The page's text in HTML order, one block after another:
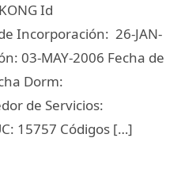
Id
Incorporación: 26-JAN-
03-MAY-2006 Fecha de
Dorm:
de Servicios:
15757 Códigos […]